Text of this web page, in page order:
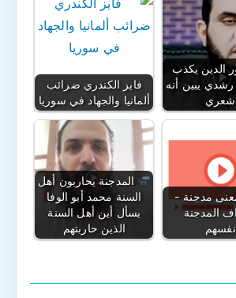
فايز الكندري ضرائب
ألمانيا والجهاد في سوريا
الدين يكذب
رشدي يبين أنه
المدجنة يحاربون أهل
السنة محمد أبو الوفا
يسأل أين أهل السنة
الذين حاربتهم
مدجنة -
المدجنة